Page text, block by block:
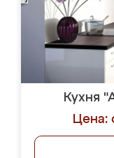
Кухня
Цена: